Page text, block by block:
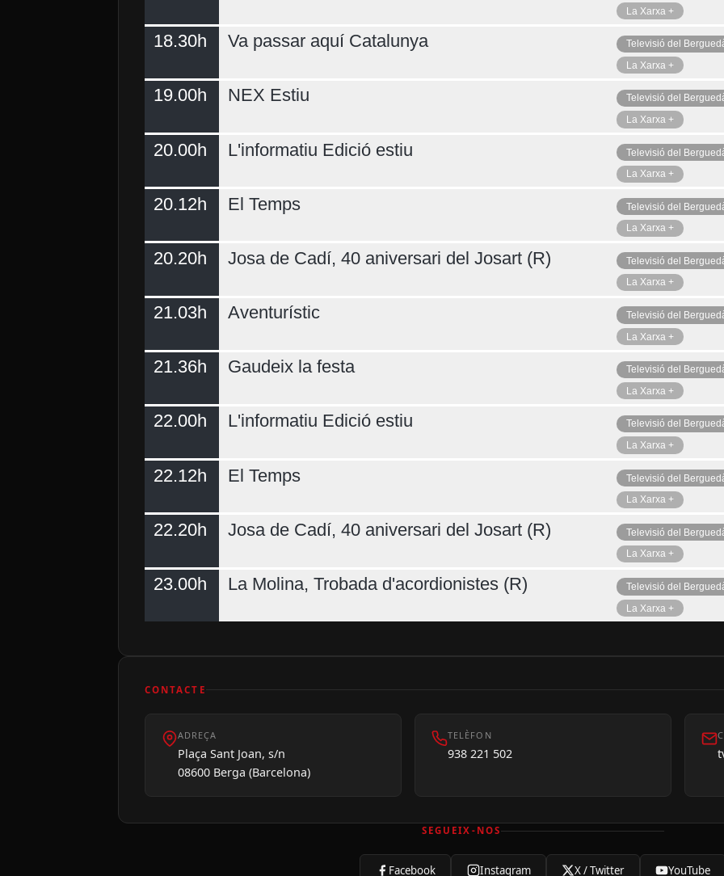
La Xarxa +
18.30h Va passar aquí Catalunya
Televisió del
La Xarxa +
19.00h NEX Estiu
Televisió del
La Xarxa +
20.00h L'informatiu Edició estiu
Televisió del
La Xarxa +
20.12h El Temps
Televisió del
La Xarxa +
20.20h Josa de Cadí, 40 aniversari del Josart (R)
Televisió del
La Xarxa +
21.03h Aventurístic
Televisió del
La Xarxa +
21.36h Gaudeix la festa
Televisió del
La Xarxa +
22.00h L'informatiu Edició estiu
Televisió del
La Xarxa +
22.12h El Temps
Televisió del
La Xarxa +
22.20h Josa de Cadí, 40 aniversari del Josart (R)
Televisió del
La Xarxa +
23.00h La Molina, Trobada d'acordionistes (R)
Televisió del
La Xarxa +
CONTACTE
ADREÇA
Plaça Sant Joan, s/n
08600 Berga (Barcelona)
TELÈFON
938 221 502
SEGUEIX-NOS
Facebook Instagram X / Twitter YouTube